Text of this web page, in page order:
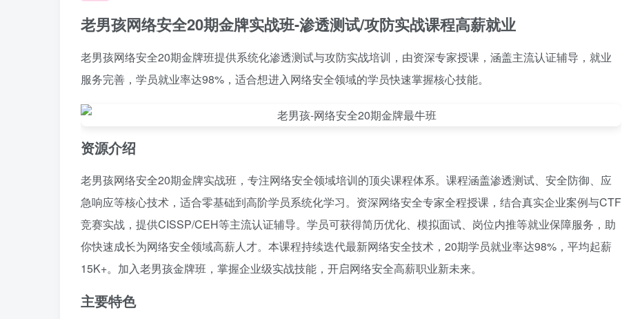
老男孩网络安全20期金牌实战班-渗透测试/攻防实战课程高薪就业
老男孩网络安全20期金牌班提供系统化渗透测试与攻防实战培训，由资深专家授课，涵盖主流认证辅导，就业
服务完善，学员就业率达98%，适合想进入网络安全领域的学员快速掌握核心技能。
资源介绍
老男孩网络安全20期金牌实战班，专注网络安全领域培训的顶尖课程体系。课程涵盖渗透测试、安全防御、应
急响应等核心技术，适合零基础到高阶学员系统化学习。资深网络安全专家全程授课，结合真实企业案例与CTF
竞赛实战，提供CISSP/CEH等主流认证辅导。学员可获得简历优化、模拟面试、岗位内推等就业保障服务，助
你快速成长为网络安全领域高薪人才。本课程持续迭代最新网络安全技术，20期学员就业率达98%，平均起薪
15K+。加入老男孩金牌班，掌握企业级实战技能，开启网络安全高薪职业新未来。
主要特色